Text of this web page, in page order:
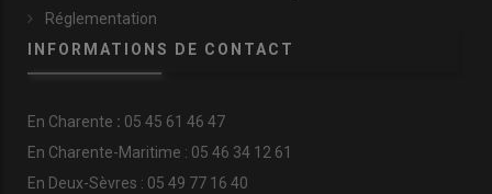
Réglementation
INFORMATIONS DE CONTACT
En Charente : 05 45 61 46 47
En Charente-Maritime : 05 46 34 12 61
En Deux-Sèvres : 05 49 77 16 40